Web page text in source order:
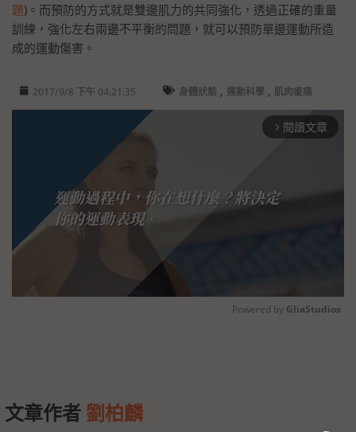
題)。而預防的方式就是雙邊肌力的共同強化，透過正確的重量
訓練，強化左右兩邊不平衡的問題，就可以預防單邊運動所造
成的運動傷害。
2017/9/8 下午 04:21:35 身體狀態 , 運動科學 , 肌肉痠痛
arrow_forward_ios 閱讀文章
Powered by GliaStudios
文章作者 劉柏麟